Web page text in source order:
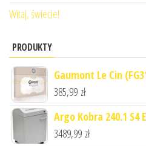
Witaj, świecie!
PRODUKTY
Gaumont Le Cin
385,99 zł
Argo Kobra 240.1 S4
3489,99 zł